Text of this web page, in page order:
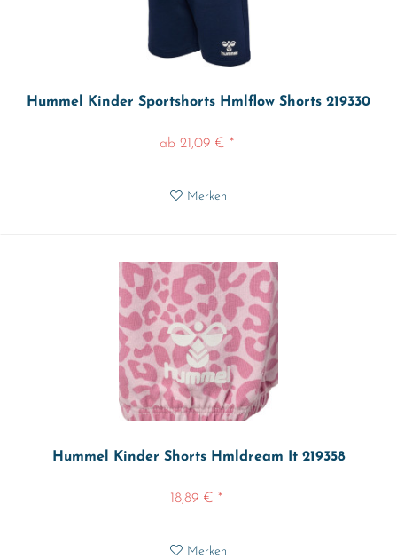
Hummel Kinder Sportshorts Hmlflow Shorts 219330
ab 21,09 € *
Merken
Hummel Kinder Shorts Hmldream It 219358
18,89 € *
Merken